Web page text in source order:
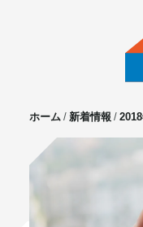
サービス
不動産投資
ホーム 新着情報